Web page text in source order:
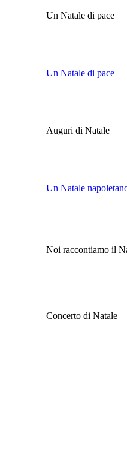
Un Natale di pace
Un Natale di pace
Auguri di Natale
Un Natale
Noi raccontiamo il
Concerto di Natale